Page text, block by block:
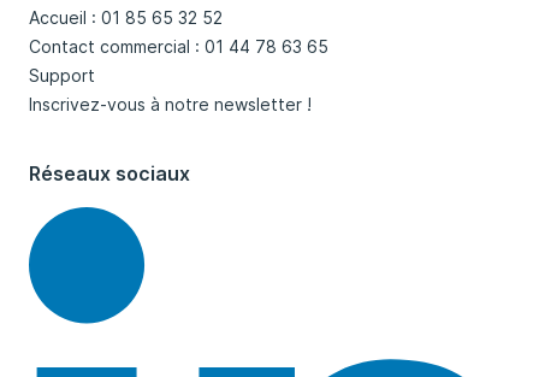
Accueil : 01 85 65 32 52
Contact commercial : 01 44 78 63 65
Support
Inscrivez-vous à notre newsletter !
Réseaux sociaux